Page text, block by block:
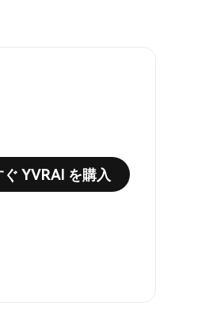
YVRAI を購入